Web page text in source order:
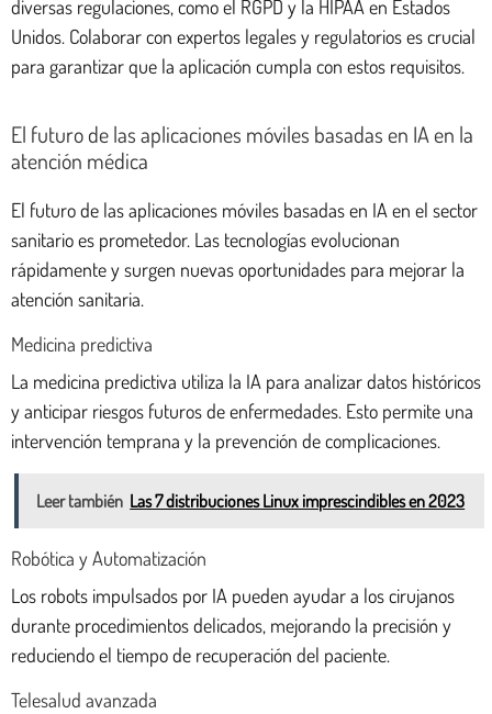
diversas regulaciones, como el RGPD y la HIPAA en Estados
Unidos. Colaborar con expertos legales y regulatorios es crucial
para garantizar que la aplicación cumpla con estos requisitos.
El futuro de las aplicaciones móviles basadas en IA en la
atención médica
El futuro de las aplicaciones móviles basadas en IA en el sector
sanitario es prometedor. Las tecnologías evolucionan
rápidamente y surgen nuevas oportunidades para mejorar la
atención sanitaria.
Medicina predictiva
La medicina predictiva utiliza la IA para analizar datos históricos
y anticipar riesgos futuros de enfermedades. Esto permite una
intervención temprana y la prevención de complicaciones.
Leer también Las 7 distribuciones Linux imprescindibles en 2023
Robótica y Automatización
Los robots impulsados por IA pueden ayudar a los cirujanos
durante procedimientos delicados, mejorando la precisión y
reduciendo el tiempo de recuperación del paciente.
Telesalud avanzada